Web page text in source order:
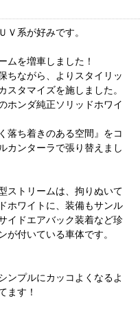
Ｖ系が好みです。
を増車しました！
ちながら、よりスタイリッ
スタマイズを施しました。
ホンダ純正ソリッドホワイ
ち着きのある空間』をコ
カンターラで張り替えまし
ストリームは、拘りぬいて
ホワイトに、装備もサンル
イドエアバック装着など珍
が付いている車体です。
ンプルにカッコよくなるよ
ます！